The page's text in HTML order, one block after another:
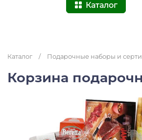
Каталог
Каталог / Подарочные наборы и
Корзина